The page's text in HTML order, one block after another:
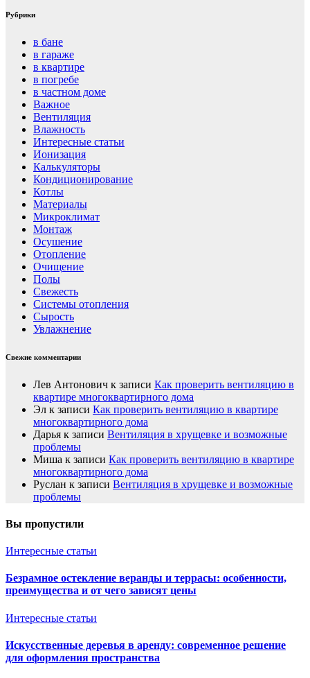
Рубрики
в бане
в гараже
в квартире
в погребе
в частном доме
Важное
Вентиляция
Влажность
Интересные статьи
Ионизация
Калькуляторы
Кондиционирование
Котлы
Материалы
Микроклимат
Монтаж
Осушение
Отопление
Очищение
Полы
Свежесть
Системы отопления
Сырость
Увлажнение
Свежие комментарии
Лев Антонович к записи Как проверить вентиляцию в
квартире многоквартирного дома
Эл к записи Как проверить вентиляцию в квартире
многоквартирного дома
Дарья к записи Вентиляция в хрущевке и возможные
проблемы
Миша к записи Как проверить вентиляцию в квартире
многоквартирного дома
Руслан к записи Вентиляция в хрущевке и возможные
проблемы
Вы пропустили
Интересные статьи
Безрамное остекление веранды и террасы: особенности,
преимущества и от чего зависят цены
Интересные статьи
Искусственные деревья в аренду: современное решение
для оформления пространства